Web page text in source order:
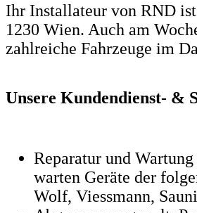
Ihr Installateur von RND
1230 Wien. Auch am
zahlreiche Fahrzeuge im
Unsere Kundendienst- &
Reparatur und
warten Geräte der
Wolf, Viessmann,